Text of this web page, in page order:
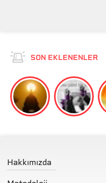
SON EKLENENLER
Hakkımızda